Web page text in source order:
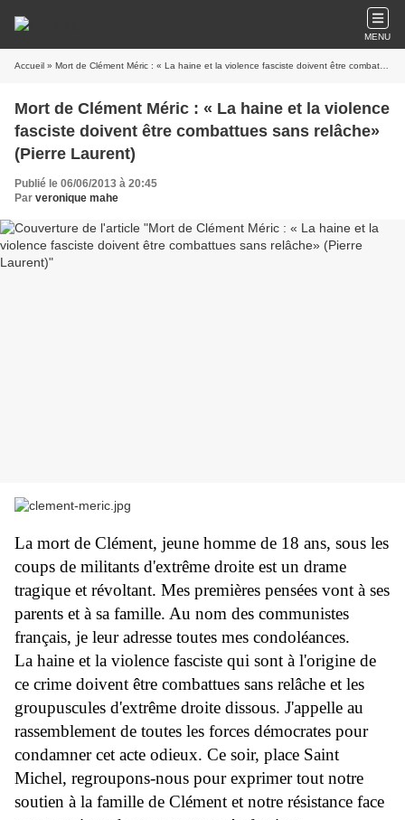
MENU
Accueil » Mort de Clément Méric : « La haine et la violence fasciste doivent être combattues sans relâche» (Pierre Laurent)
Mort de Clément Méric : « La haine et la violence
fasciste doivent être combattues sans relâche»
(Pierre Laurent)
Publié le 06/06/2013 à 20:45
Par veronique mahe
La mort de Clément, jeune homme de 18 ans, sous les
coups de militants d'extrême droite est un drame
tragique et révoltant. Mes premières pensées vont à ses
parents et à sa famille. Au nom des communistes
français, je leur adresse toutes mes condoléances.
La haine et la violence fasciste qui sont à l'origine de
ce crime doivent être combattues sans relâche et les
groupuscules d'extrême droite dissous. J'appelle au
rassemblement de toutes les forces démocrates pour
condamner cet acte odieux. Ce soir, place Saint
Michel, regroupons-nous pour exprimer tout notre
soutien à la famille de Clément et notre résistance face